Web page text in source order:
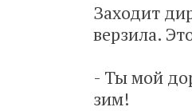
Заходит
верзила.
- Ты мой
зим!